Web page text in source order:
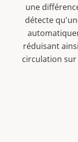
une
détecte
réduisant
circulation